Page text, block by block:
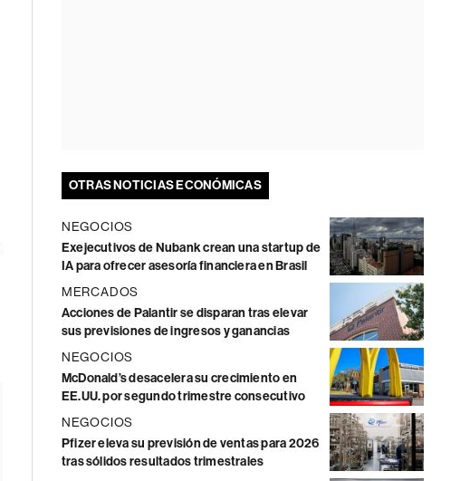
OTRAS NOTICIAS ECONÓMICAS
NEGOCIOS
Exejecutivos de Nubank crean una startup de
IA para ofrecer asesoría financiera en Brasil
MERCADOS
Acciones de Palantir se disparan tras elevar
sus previsiones de ingresos y ganancias
NEGOCIOS
McDonald’s desacelera su crecimiento en
EE.UU. por segundo trimestre consecutivo
NEGOCIOS
Pfizer eleva su previsión de ventas para 2026
tras sólidos resultados trimestrales